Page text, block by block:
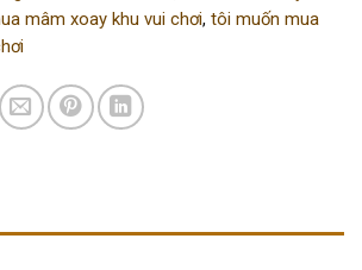
mâm xoay khu vui chơi, tôi muốn mua